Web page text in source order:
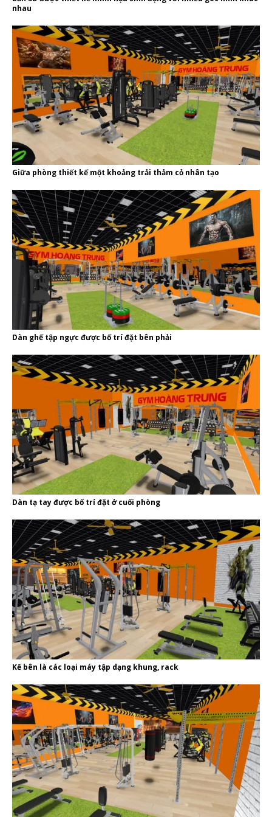
nhau
Giữa phòng thiết kế một khoảng trải thảm cỏ nhân tạo
Dàn ghế tập ngực được bố trí đặt bên phải
Dàn tạ tay được bố trí đặt ở cuối phòng
Kế bên là các loại máy tập dạng khung, rack